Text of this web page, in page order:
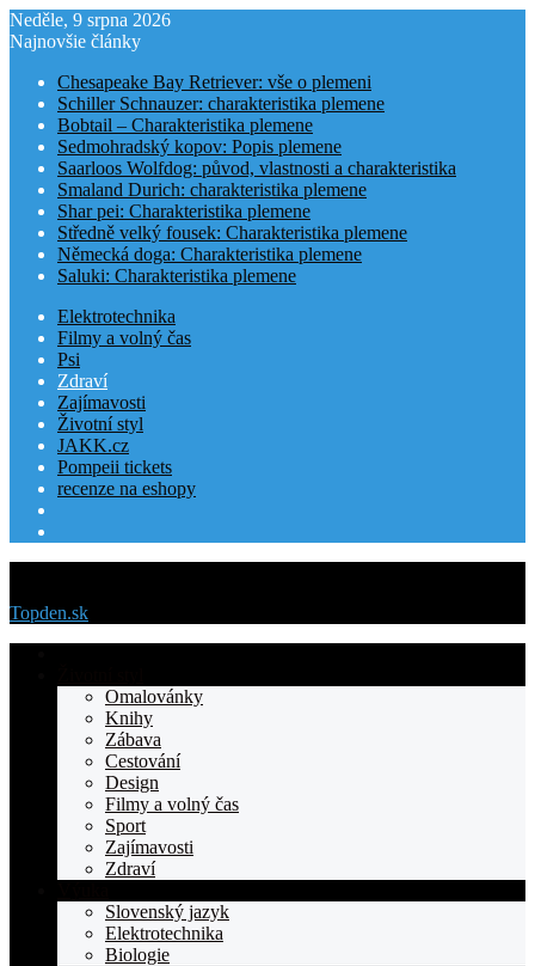
Neděle, 9 srpna 2026
Najnovšie články
Chesapeake Bay Retriever: vše o plemeni
Schiller Schnauzer: charakteristika plemene
Bobtail – Charakteristika plemene
Sedmohradský kopov: Popis plemene
Saarloos Wolfdog: původ, vlastnosti a charakteristika
Smaland Durich: charakteristika plemene
Shar pei: Charakteristika plemene
Středně velký fousek: Charakteristika plemene
Německá doga: Charakteristika plemene
Saluki: Charakteristika plemene
Elektrotechnika
Filmy a volný čas
Psi
Zdraví
Zajímavosti
Životní styl
JAKK.cz
Pompeii tickets
recenze na eshopy
Topden.sk
Omalovánky
Knihy
Zábava
Cestování
Design
Filmy a volný čas
Sport
Zajímavosti
Zdraví
Slovenský jazyk
Elektrotechnika
Biologie